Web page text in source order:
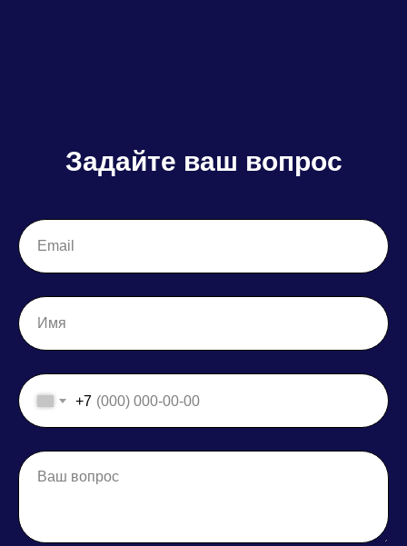
Задайте ваш вопрос
+7